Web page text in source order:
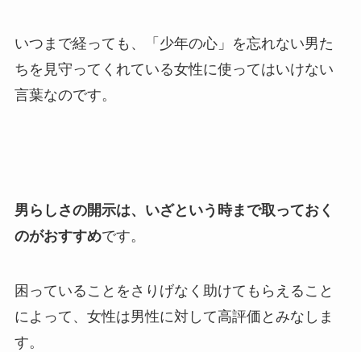
いつまで経っても、「少年の心」を忘れない男た
ちを見守ってくれている女性に使ってはいけない
言葉なのです。
男らしさの開示は、いざという時まで取っておく
のがおすすめです。
困っていることをさりげなく助けてもらえること
によって、女性は男性に対して高評価とみなしま
す。